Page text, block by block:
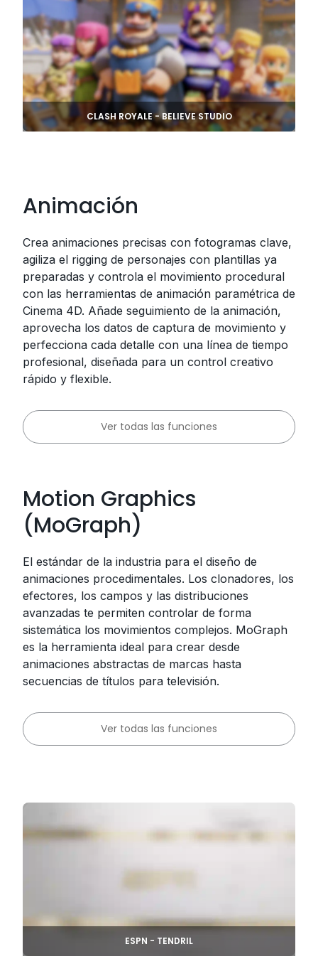
CLASH ROYALE - BELIEVE STUDIO
Animación
Crea animaciones precisas con fotogramas clave,
agiliza el rigging de personajes con plantillas ya
preparadas y controla el movimiento procedural
con las herramientas de animación paramétrica de
Cinema 4D. Añade seguimiento de la animación,
aprovecha los datos de captura de movimiento y
perfecciona cada detalle con una línea de tiempo
profesional, diseñada para un control creativo
rápido y flexible.
Ver todas las funciones
Motion Graphics
(MoGraph)
El estándar de la industria para el diseño de
animaciones procedimentales. Los clonadores, los
efectores, los campos y las distribuciones
avanzadas te permiten controlar de forma
sistemática los movimientos complejos. MoGraph
es la herramienta ideal para crear desde
animaciones abstractas de marcas hasta
secuencias de títulos para televisión.
Ver todas las funciones
ESPN - TENDRIL